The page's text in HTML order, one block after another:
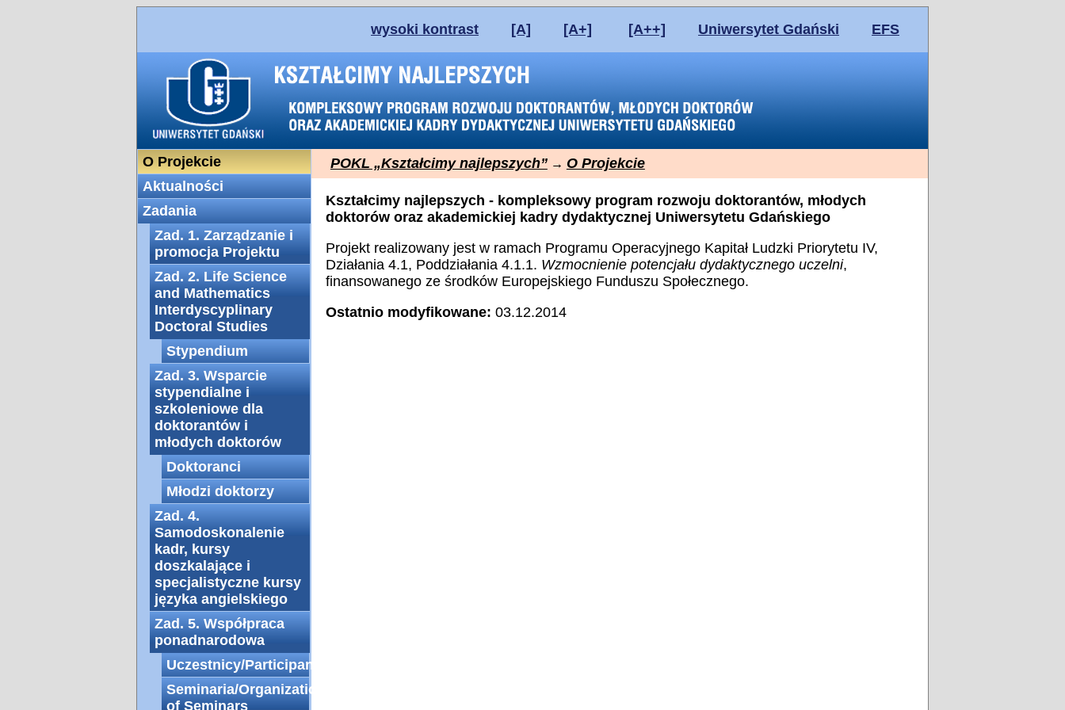
wysoki kontrast [A] [A+] [A++] Uniwersytet Gdański EFS
O Projekcie
Aktualności
Zadania
Zad. 1. Zarządzanie i
promocja Projektu
Zad. 2. Life Science
and Mathematics
Interdyscyplinary
Doctoral Studies
Stypendium
Zad. 3. Wsparcie
stypendialne i
szkoleniowe dla
doktorantów i
młodych doktorów
Doktoranci
Młodzi doktorzy
Zad. 4.
Samodoskonalenie
kadr, kursy
doszkalające i
specjalistyczne kursy
języka angielskiego
Zad. 5. Współpraca
ponadnarodowa
Uczestnicy/Participants
Seminaria/Organization
of Seminars
POKL „Kształcimy najlepszych”→ O Projekcie
Kształcimy najlepszych - kompleksowy program rozwoju doktorantów, młodych
doktorów oraz akademickiej kadry dydaktycznej Uniwersytetu Gdańskiego
Projekt realizowany jest w ramach Programu Operacyjnego Kapitał Ludzki Priorytetu IV,
Działania 4.1, Poddziałania 4.1.1. Wzmocnienie potencjału dydaktycznego uczelni,
finansowanego ze środków Europejskiego Funduszu Społecznego.
Ostatnio modyfikowane: 03.12.2014